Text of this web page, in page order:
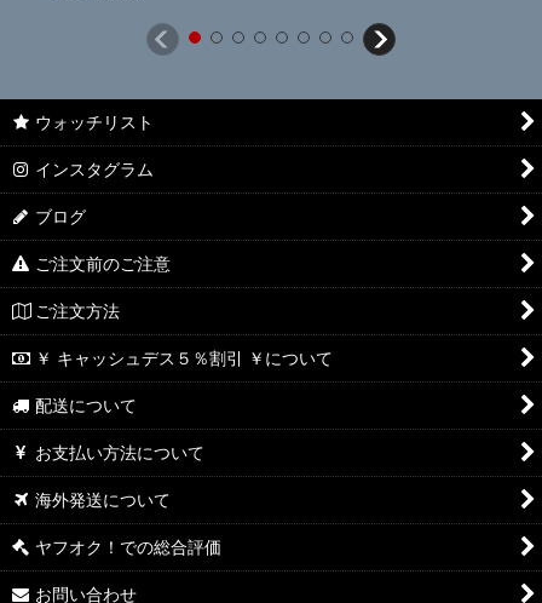
ウォッチリスト
インスタグラム
ブログ
ご注文前のご注意
ご注文方法
￥ キャッシュデス５％割引 ￥について
配送について
お支払い方法について
海外発送について
ヤフオク！での総合評価
お問い合わせ